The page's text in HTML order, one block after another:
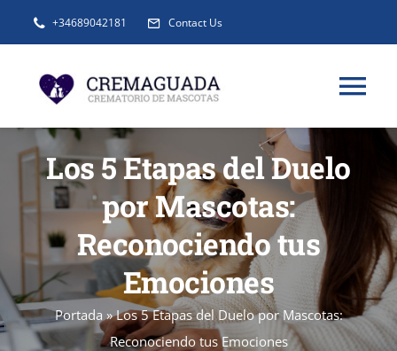
+34689042181 Contact Us
INFORMACIÓN
SERVICIOS
URNAS Y RECUERDOS
BLOG
Los 5 Etapas del Duelo
por Mascotas:
Reconociendo tus
Emociones
Portada »Los 5 Etapas del Duelo por Mascotas:
Reconociendo tus Emociones